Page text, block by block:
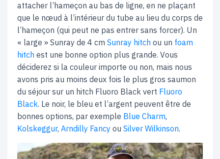
attacher l’hameçon au bas de ligne, en ne plaçant
que le nœud à l’intérieur du tube au lieu du corps de
l’hameçon (qui peut ne pas entrer sans forcer). Un
« large » Sunray de 4 cm Sunray hitch ou un foam
hitch est une bonne option plus grande. Vous
déciderez si la couleur importe ou non, mais nous
avons pris au moins deux fois le plus gros saumon
du séjour sur un hitch Fluoro Black vert Fluoro
Black. Le noir, le bleu et l’argent peuvent être de
bonnes options, par exemple Blue Charm,
Kolskeggur, Arndilly Fancy ou Silver Wilkinson.